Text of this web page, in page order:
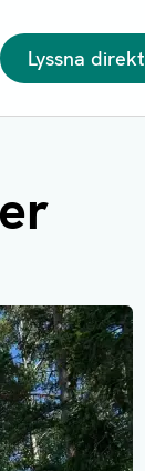
Lyssna direkt